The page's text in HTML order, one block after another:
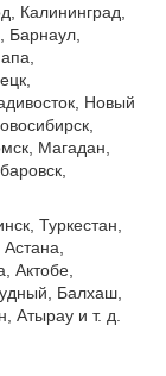
Калининград,
Барнаул,
Новый
Магадан,
Туркестан,
Актобе,
Балхаш,
Атырау и т. д.